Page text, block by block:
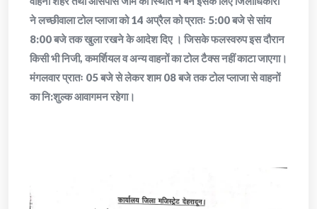
ने लच्छीवाला टोल प्लाजा को 14 अप्रैल को प्रातः 5:00 बजे से सांय
8:00 बजे तक खुला रखने के आदेश दिए । जिसके फलस्वरुप इस दौरान
किसी भी निजी, कमर्शियल व अन्य वाहनों का टोल टैक्स नहीं काटा जाएगा।
मंगलवार प्रातः 05 बजे से लेकर शाम 08 बजे तक टोल प्लाजा से वाहनों
का नि:शुल्क आवागमन रहेगा।